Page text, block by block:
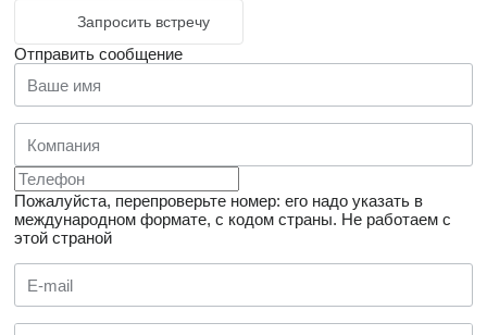
Запросить встречу
Отправить сообщение
Пожалуйста, перепроверьте номер: его надо указать в
международном формате, с кодом страны. Не работаем с
этой страной